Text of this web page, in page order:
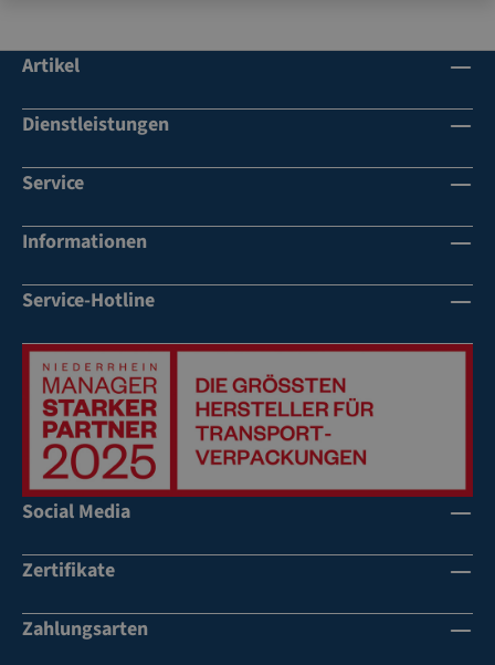
Artikel
Dienstleistungen
Service
Informationen
Service-Hotline
Social Media
Zertifikate
Zahlungsarten